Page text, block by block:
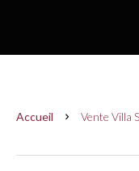
Accueil Vente Villa